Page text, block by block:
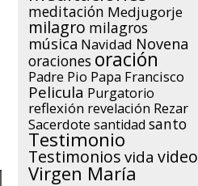
meditación Medjugorje
milagro milagros
música Navidad Novena
oraciones oración
Padre Pio Papa Francisco
Pelicula Purgatorio
reflexión revelación Rezar
Sacerdote santidad santo
Testimonio
Testimonios vida video
Virgen María